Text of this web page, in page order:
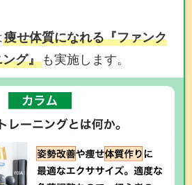
痩せ体質になれる『ファンク
グ』も実施します。